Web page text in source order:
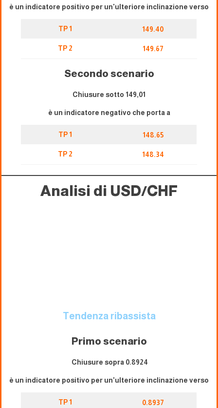
è un indicatore positivo per un'ulteriore inclinazione verso
TP 1 149.40
TP 2 149.67
Secondo scenario
Chiusure sotto 149,01
è un indicatore negativo che porta a
TP 1 148.65
TP 2 148.34
Analisi di USD/CHF
Tendenza ribassista
Primo scenario
Chiusure sopra 0.8924
è un indicatore positivo per un'ulteriore inclinazione verso
TP 1 0.8937